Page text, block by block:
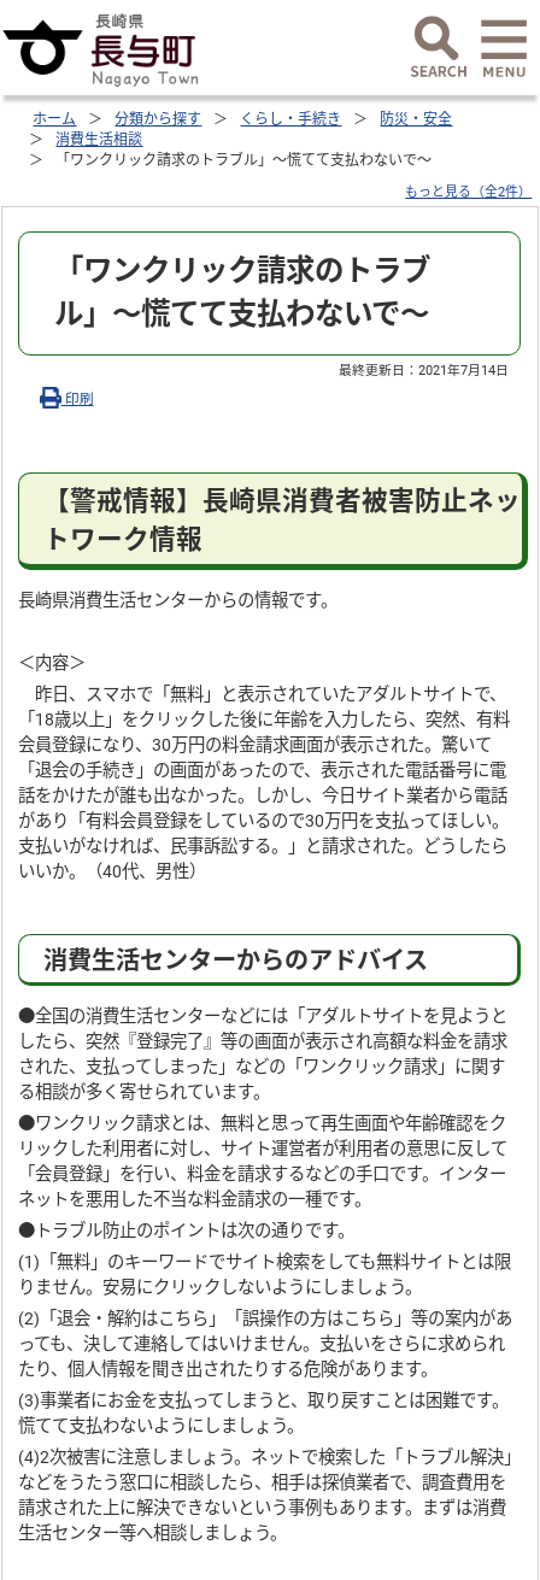
ホーム 分類から探す くらし・手続き
防災・安全
消費生活相談
「ワンクリック請求のトラブル」～慌てて支払わないで～
もっと見る（全2件）
「ワンクリック請求のトラブ
ル」～慌てて支払わないで～
最終更新日：2021年7月14日
印刷
【警戒情報】長崎県消費者被害防止ネッ
トワーク情報
長崎県消費生活センターからの情報です。
＜内容＞
昨日、スマホで「無料」と表示されていたアダルトサイトで、
「18歳以上」をクリックした後に年齢を入力したら、突然、有料
会員登録になり、30万円の料金請求画面が表示された。驚いて
「退会の手続き」の画面があったので、表示された電話番号に電
話をかけたが誰も出なかった。しかし、今日サイト業者から電話
があり「有料会員登録をしているので30万円を支払ってほしい。
支払いがなければ、民事訴訟する。」と請求された。どうしたら
いいか。（40代、男性）
消費生活センターからのアドバイス
●全国の消費生活センターなどには「アダルトサイトを見ようと
したら、突然『登録完了』等の画面が表示され高額な料金を請求
された、支払ってしまった」などの「ワンクリック請求」に関す
る相談が多く寄せられています。
●ワンクリック請求とは、無料と思って再生画面や年齢確認をク
リックした利用者に対し、サイト運営者が利用者の意思に反して
「会員登録」を行い、料金を請求するなどの手口です。インター
ネットを悪用した不当な料金請求の一種です。
●トラブル防止のポイントは次の通りです。
(1)「無料」のキーワードでサイト検索をしても無料サイトとは限
りません。安易にクリックしないようにしましょう。
(2)「退会・解約はこちら」「誤操作の方はこちら」等の案内があ
っても、決して連絡してはいけません。支払いをさらに求められ
たり、個人情報を聞き出されたりする危険があります。
(3)事業者にお金を支払ってしまうと、取り戻すことは困難です。
慌てて支払わないようにしましょう。
(4)2次被害に注意しましょう。ネットで検索した「トラブル解決」
などをうたう窓口に相談したら、相手は探偵業者で、調査費用を
請求された上に解決できないという事例もあります。まずは消費
生活センター等へ相談しましょう。